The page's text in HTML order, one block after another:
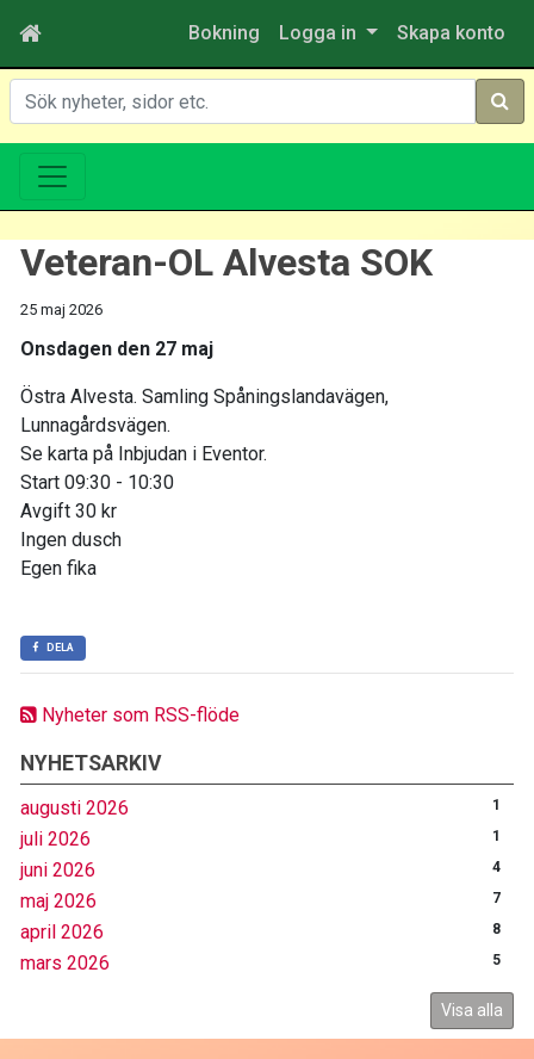
Bokning Logga in Skapa konto
Sök
Nyheter som RSS-flöde
NYHETSARKIV
augusti 2026 1
juli 2026 1
juni 2026 4
maj 2026 7
april 2026 8
mars 2026 5
Visa alla
Veteran-OL Alvesta SOK
25 maj 2026
Onsdagen den 27 maj
Östra Alvesta. Samling Spåningslandavägen,
Lunnagårdsvägen.
Se karta på Inbjudan i Eventor.
Start 09:30 - 10:30
Avgift 30 kr
Ingen dusch
Egen fika
DELA